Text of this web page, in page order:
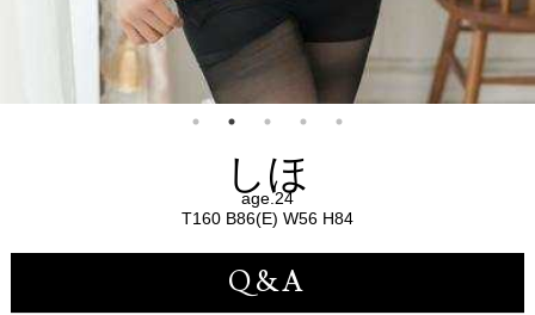
しほ
age.24
T160 B86(E) W56 H84
Q&A